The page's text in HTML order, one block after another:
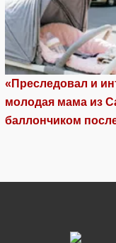
«Преследовал и
молодая мама из
баллончиком